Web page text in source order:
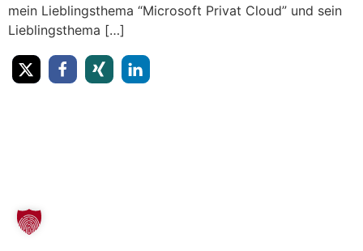
mein Lieblingsthema “Microsoft Privat Cloud” und sein
Lieblingsthema […]